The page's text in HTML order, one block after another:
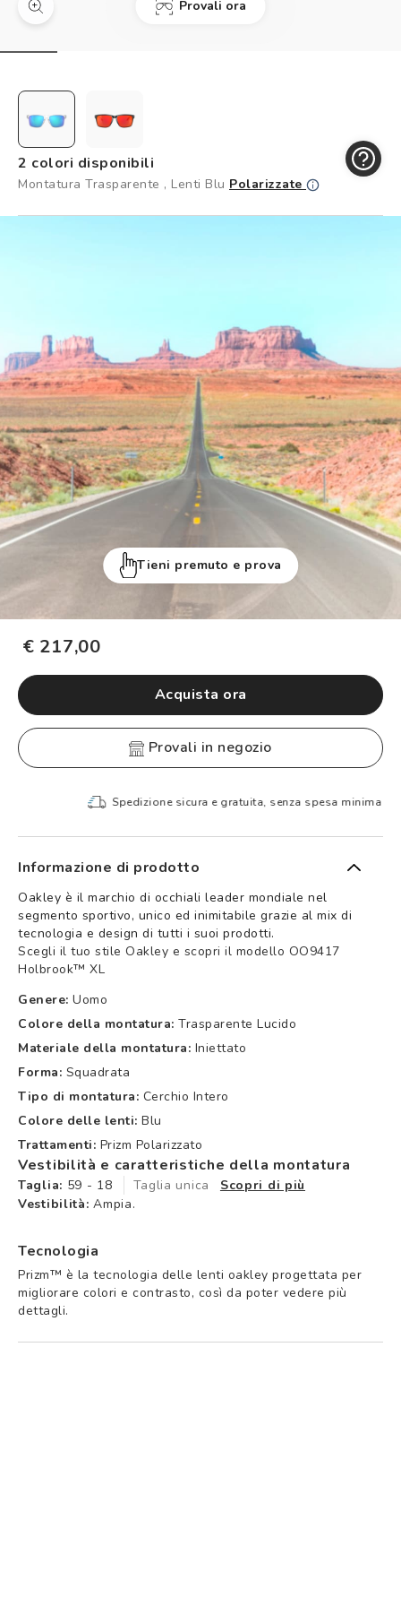
Prenota un test della vista gratuito
Controllo visivo
Carta fedeltà
Provali ora
2 colori disponibili
Montatura Trasparente , Lenti Blu Polarizzate
Tieni premuto e prova
€ 217,00
Acquista ora
provali in negozio
Spedizione sicura e gratuita, senza spesa minima
Informazione di prodotto
Oakley è il marchio di occhiali leader mondiale nel
segmento sportivo, unico ed inimitabile grazie al mix di
tecnologia e design di tutti i suoi prodotti.
Scegli il tuo stile Oakley e scopri il modello OO9417
Holbrook™ XL
Genere: Uomo
Colore della montatura: Trasparente Lucido
Materiale della montatura: Iniettato
Forma: Squadrata
Tipo di montatura: Cerchio Intero
Colore delle lenti: Blu
Trattamenti: Prizm Polarizzato
Vestibilità e caratteristiche della montatura
Taglia: 59 - 18 Taglia unica
Scopri di più
Vestibilità: Ampia.
Tecnologia
Prizm™ è la tecnologia delle lenti oakley progettata per
migliorare colori e contrasto, così da poter vedere più
dettagli.